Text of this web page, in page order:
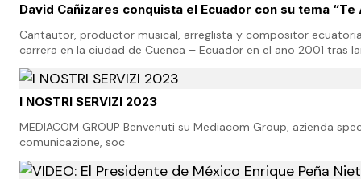
David Cañizares conquista el Ecuador con su tema “Te
Cantautor, productor musical, arreglista y compositor
carrera en la ciudad de Cuenca – Ecuador en el año 2001 tras
I NOSTRI SERVIZI 2023
MEDIACOM GROUP Benvenuti su Mediacom Group, azienda
comunicazione, soc